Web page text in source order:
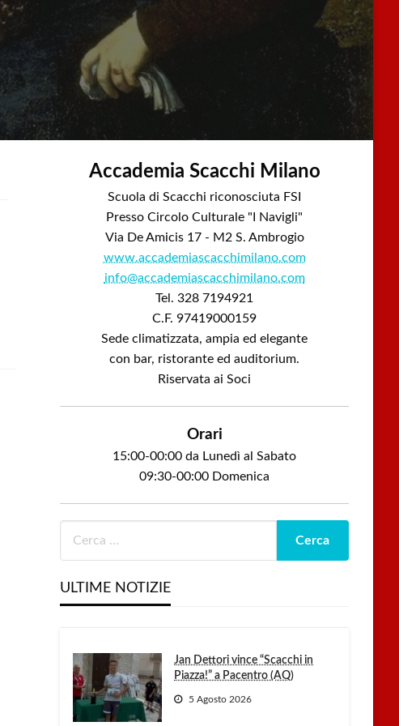
Accademia Scacchi Milano
Scuola di Scacchi riconosciuta FSI
Presso Circolo Culturale "I Navigli"
Via De Amicis 17 - M2 S. Ambrogio
www.accademiascacchimilano.com
info@accademiascacchimilano.com
Tel. 328 7194921
C.F. 97419000159
Sede climatizzata, ampia ed elegante
con bar, ristorante ed auditorium.
Riservata ai Soci
Orari
15:00-00:00 da Lunedì al Sabato
09:30-00:00 Domenica
ULTIME NOTIZIE
Jan Dettori vince “Scacchi in
Piazza!” a Pacentro (AQ)
5 Agosto 2026